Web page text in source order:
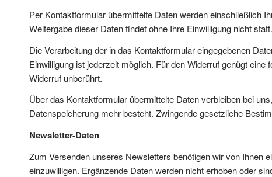
Per Kontaktformular übermittelte Daten werden einschließlich
Weitergabe dieser Daten findet ohne Ihre Einwilligung nicht statt.
Die Verarbeitung der in das Kontaktformular eingegebenen
Einwilligung ist jederzeit möglich. Für den Widerruf genügt
Widerruf unberührt.
Über das Kontaktformular übermittelte Daten verbleiben bei
Datenspeicherung mehr besteht. Zwingende gesetzliche
Newsletter-Daten
Zum Versenden unseres Newsletters benötigen wir von Ihnen
einzuwilligen. Ergänzende Daten werden nicht erhoben oder